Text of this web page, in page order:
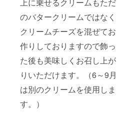
のバタークリームではなく
クリームチーズを混ぜてお
作りしておりますので飾っ
た後も美味しくお召し上が
りいただけます。（6～9月
は別のクリームを使用しま
す。）